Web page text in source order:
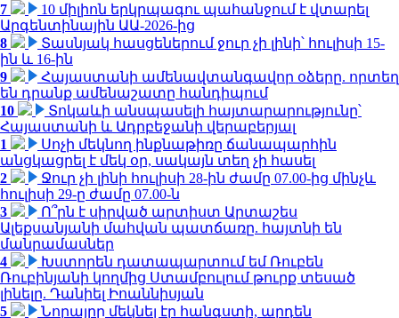
7
10 միլիոն երկրպագու պահանջում է վտարել
Արգենտինային ԱԱ-2026-ից
8
Տասնյակ հասցեներում ջուր չի լինի՝ հուլիսի 15-
ին և 16-ին
9
Հայաստանի ամենավտանգավոր օձերը. որտեղ
են դրանք ամենաշատը հանդիպում
10
Տոկաևի անսպասելի հայտարարությունը՝
Հայաստանի և Ադրբեջանի վերաբերյալ
1
Սոչի մեկնող ինքնաթիռը ճանապարհին
անցկացրել է մեկ օր, սակայն տեղ չի հասել
2
Ջուր չի լինի հուլիսի 28-ին ժամը 07.00-ից մինչև
հուլիսի 29-ը ժամը 07.00-ն
3
Ո՞րն է սիրված արտիստ Արտաշես
Ալեքսանյանի մահվան պատճառը. հայտնի են
մանրամասներ
4
Խստորեն դատապարտում եմ Ռուբեն
Ռուբինյանի կողմից Ստամբուլում թուրք տեսած
լինելը. Դանիել Իոաննիսյան
5
Նորայրը մեկնել էր հանգստի, արդեն